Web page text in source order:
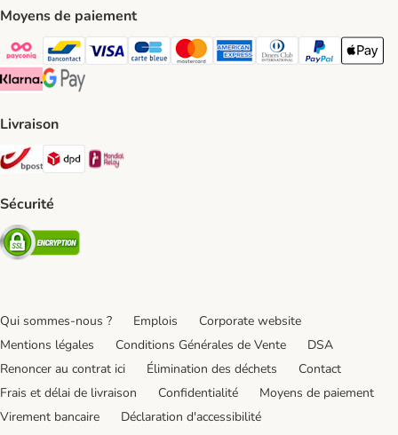
Moyens de paiement
Payconiq Payment Method
bancontact Payment Method
Visa Payment Method
carte bleue Payment Method
Master card Payment Method
American express Payment
Diners club Payment
Paypal Payment
Apple
Klarna Payment Method
Google Pay Payment Method
Livraison
Bpost Shipping Method
DPD Shipping Method
Sécurité
Security
Qui sommes-nous ? Emplois
Corporate website
Mentions légales
Conditions Générales de Vente
DSA
Renoncer au contrat ici
Élimination des déchets
Contact
Frais et délai de livraison
Confidentialité
Moyens de paiement
Virement bancaire
Déclaration d'accessibilité